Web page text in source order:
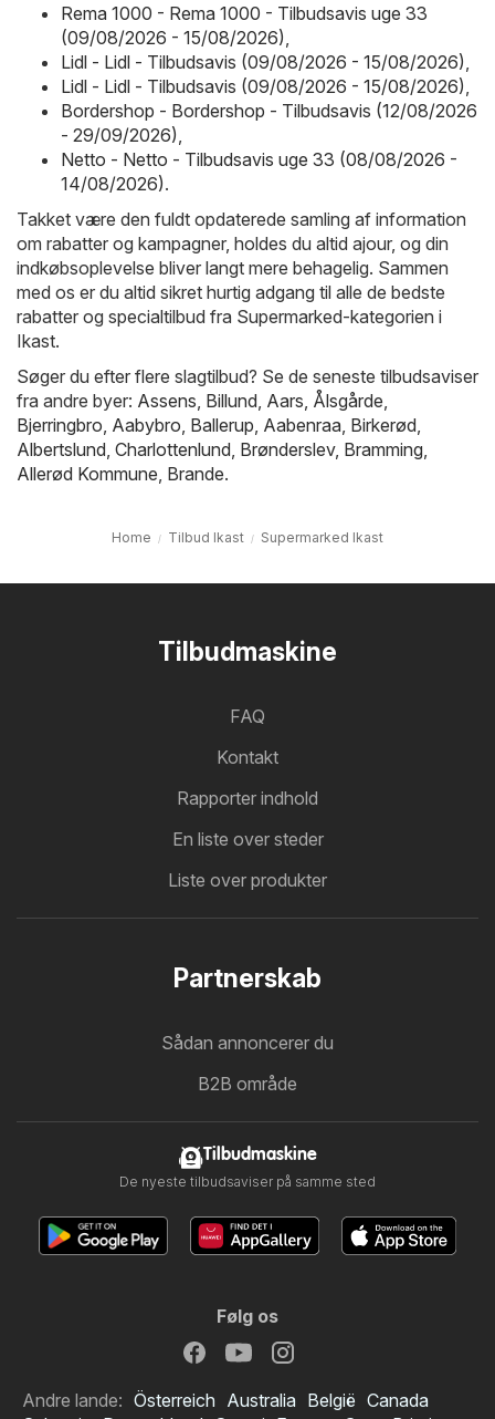
Rema 1000 - Rema 1000 - Tilbudsavis uge 33
(09/08/2026 - 15/08/2026)
Lidl - Lidl - Tilbudsavis (09/08/2026 - 15/08/2026)
Lidl - Lidl - Tilbudsavis (09/08/2026 - 15/08/2026)
Bordershop - Bordershop - Tilbudsavis (12/08/2026
- 29/09/2026)
Netto - Netto - Tilbudsavis uge 33 (08/08/2026 -
14/08/2026).
Takket være den fuldt opdaterede samling af information
om rabatter og kampagner, holdes du altid ajour, og din
indkøbsoplevelse bliver langt mere behagelig. Sammen
med os er du altid sikret hurtig adgang til alle de bedste
rabatter og specialtilbud fra Supermarked-kategorien i
Ikast.
Søger du efter flere slagtilbud? Se de seneste tilbudsaviser
fra andre byer: Assens Billund Aars Ålsgårde
Bjerringbro Aabybro Ballerup Aabenraa Birkerød
Albertslund Charlottenlund Brønderslev, Bramming
Allerød Kommune Brande.
Home Tilbud Ikast Supermarked Ikast
Tilbudmaskine
FAQ
Kontakt
Rapporter indhold
En liste over steder
Liste over produkter
Partnerskab
Sådan annoncerer du
B2B område
Tilbudmaskine
De nyeste tilbudsaviser på samme sted
Følg os
Andre lande: Österreich Australia België Canada